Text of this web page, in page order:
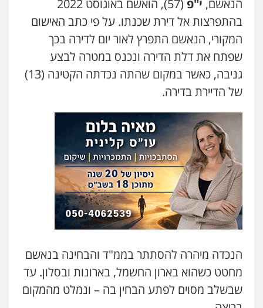
כלכלי צווארון לבן פשיעה כלכלית עבירות
מס הלבנת הון
0505471497
עו"ד שאדי נאטור
פלילי פשיעה חמורה מעצרים וחקירות
0509230800
גיל דביר – משרד עורכי דין
פלילי פשיעה כלכלית צווארון לבן
0506217771
עו"ד תמיר סולומון
פלילי כלכלי מיסים הלבנת הון
0528758840
עו"ד משה פלמור
פלילי כלכלי צווארון לבן עורכי דין לענייני
אסירים
0549732303
הנאשם, י"פ
(57), הואשם באוגוסט 2022
בהתפרצות אל דירת שכנתו. על פי כתב האישום
המקורי, הנאשם התפרץ לאור יום לדירה בכך
שפתח את דלת הדירה ונכנס במטרה לבצע
גניבה, כאשר במקום שהתה נכדתה הקטינה (13)
של הדיירת בדירה.
הנכדה מיהרה להסתתר בממ"ד והבחינה בנאשם
מחטט כשהוא בארון החשמל, בארונות ובסלון. עד
שבשלב מסוים לפתע הבחין בה – ונמלט מהמקום